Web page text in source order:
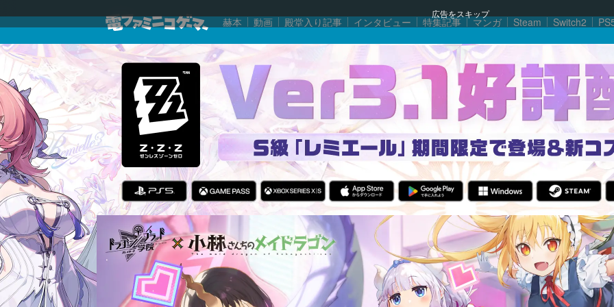
広告をスキップ
赫本 動画 殿堂入り記事 インタビュー 特集記事 マンガ Steam Switch2